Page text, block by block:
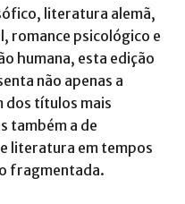
literatura alemã,
romance psicológico e
humana, esta edição
não apenas a
dos títulos mais
também a de
literatura em tempos
fragmentada.